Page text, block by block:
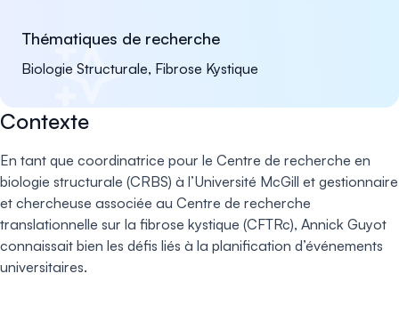
Thématiques de recherche
Biologie Structurale, Fibrose Kystique
Contexte
En tant que coordinatrice pour le Centre de recherche en
biologie structurale (CRBS) à l’Université McGill et gestionnaire
et chercheuse associée au Centre de recherche
translationnelle sur la fibrose kystique (CFTRc), Annick Guyot
connaissait bien les défis liés à la planification d’événements
universitaires.